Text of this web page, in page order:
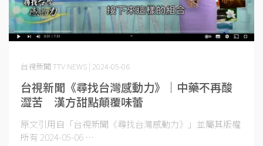
台視新聞《尋找台灣感動力》｜中藥不再酸
澀苦 漢方甜點顛覆味蕾
台視新聞 TTV NEWS | 2024-05-06
原文引用自「台視新聞《尋找台灣感動力》」並屬其版權
所有 2024-05-06 ⋯